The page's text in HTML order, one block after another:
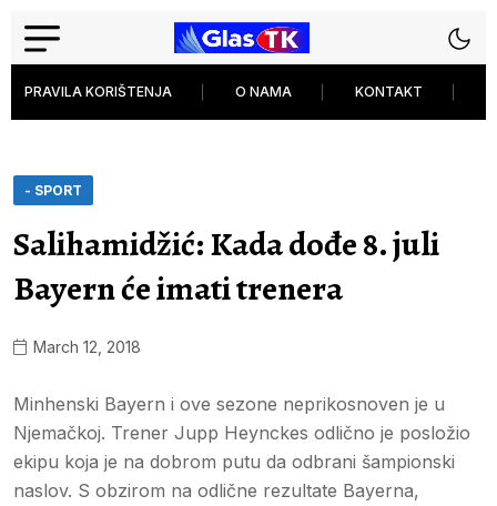
PRAVILA KORIŠTENJA O NAMA KONTAKT
- SPORT
Salihamidžić: Kada dođe 8. juli
Bayern će imati trenera
March 12, 2018
Minhenski Bayern i ove sezone neprikosnoven je u
Njemačkoj. Trener Jupp Heynckes odlično je posložio
ekipu koja je na dobrom putu da odbrani šampionski
naslov. S obzirom na odlične rezultate Bayerna,